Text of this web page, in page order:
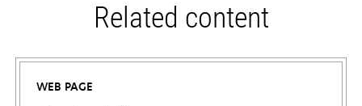
Related content
WEB PAGE